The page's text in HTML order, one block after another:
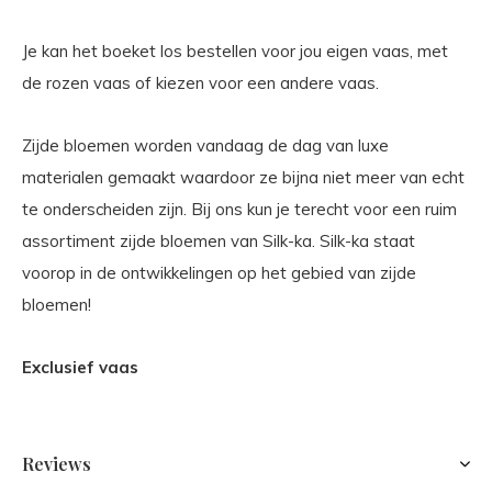
Je kan het boeket los bestellen voor jou eigen vaas, met
de rozen vaas of kiezen voor een andere vaas.
Zijde bloemen worden vandaag de dag van luxe
materialen gemaakt waardoor ze bijna niet meer van echt
te onderscheiden zijn. Bij ons kun je terecht voor een ruim
assortiment zijde bloemen van Silk-ka. Silk-ka staat
voorop in de ontwikkelingen op het gebied van zijde
bloemen!
Exclusief vaas
Reviews